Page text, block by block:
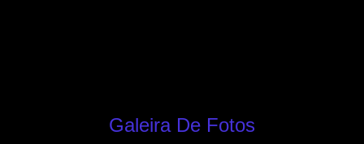
Galeira De Fotos